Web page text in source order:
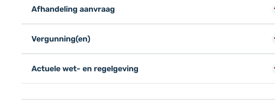
Afhandeling aanvraag
Vergunning(en)
Actuele wet- en regelgeving